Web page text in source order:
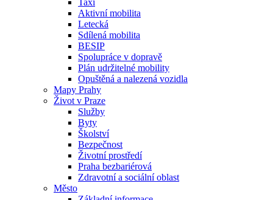
Taxi
Aktivní mobilita
Letecká
Sdílená mobilita
BESIP
Spolupráce v dopravě
Plán udržitelné mobility
Opuštěná a nalezená vozidla
Mapy Prahy
Život v Praze
Služby
Byty
Školství
Bezpečnost
Životní prostředí
Praha bezbariérová
Zdravotní a sociální oblast
Město